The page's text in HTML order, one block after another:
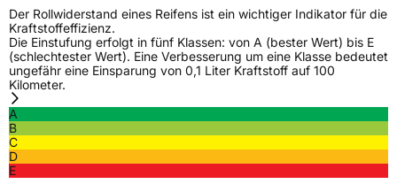
Der Rollwiderstand eines Reifens ist ein wichtiger Indikator für die
Kraftstoffeffizienz.
Die Einstufung erfolgt in fünf Klassen: von A (bester Wert) bis E
(schlechtester Wert). Eine Verbesserung um eine Klasse bedeutet
ungefähr eine Einsparung von 0,1 Liter Kraftstoff auf 100
Kilometer.
A
B
C
D
E